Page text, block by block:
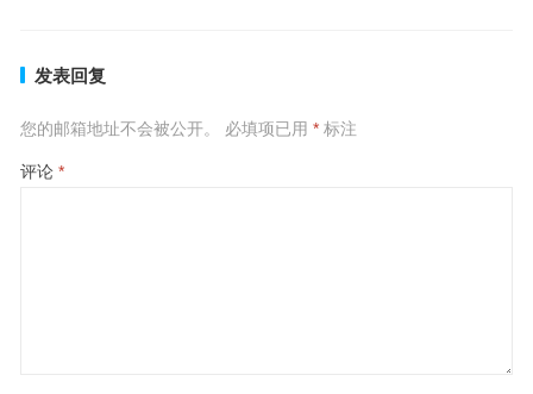
发表回复
您的邮箱地址不会被公开。 必填项已用 *标注
评论 *